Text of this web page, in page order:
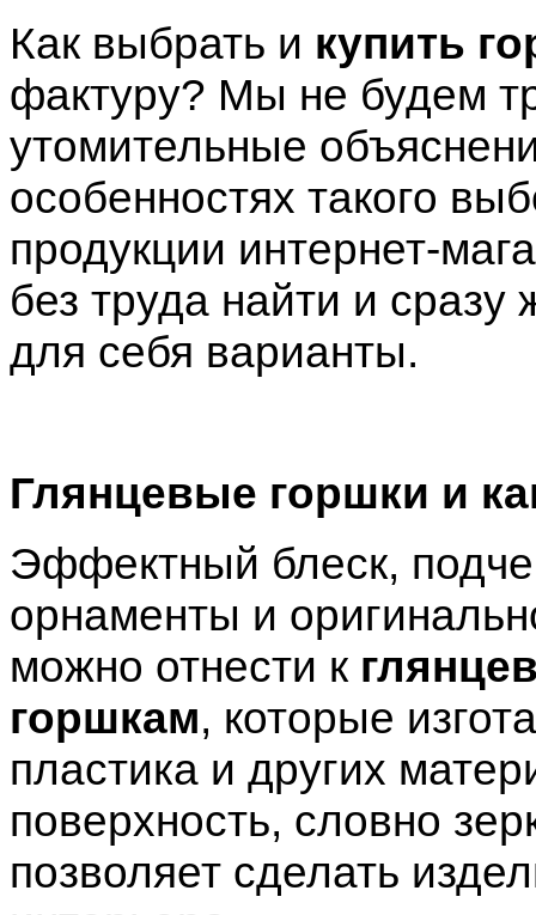
Как выбрать и купить
фактуру? Мы не будем
утомительные
особенностях такого
продукции интернет-
без труда найти и
для себя варианты.
Глянцевые горшки и
Эффектный блеск,
орнаменты и
можно отнести к
горшкам, которые
пластика и других
поверхность, словно
позволяет сделать